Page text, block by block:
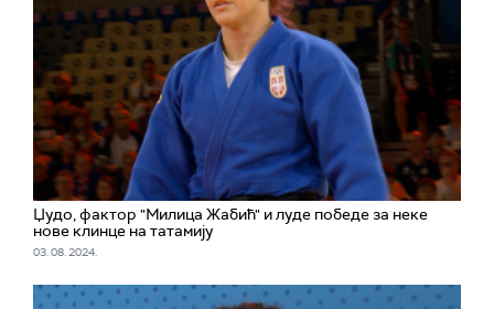
Џудо, фактор "Милица Жабић" и луде победе за неке
нове клинце на татамију
03. 08. 2024.